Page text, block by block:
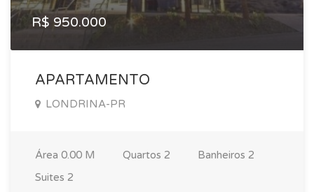
R$ 950.000
APARTAMENTO
LONDRINA-PR
Área 0.00 M Quartos 2 Banheiros 2
Suites 2